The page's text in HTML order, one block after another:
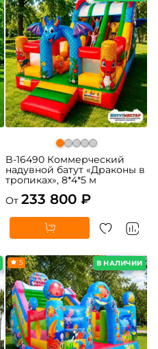
B-16490 Коммерческий
надувной батут «Драконы в
тропиках», 8*4*5 м
От 233 800 ₽
В НАЛИЧИИ
5